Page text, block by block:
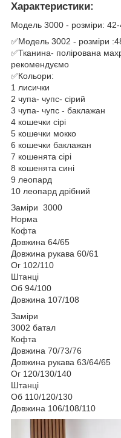
Характеристики:
Модель 3000 - розміри:
✅Модель 3002 - розміри
✅Тканина- полірована
рекомендуємо
✅Кольори:
1 лисички
2 чупа- чупс- сірий
3 чупа- чупс - баклажан
4 кошечки сірі
5 кошечки мокко
6 кошечки баклажан
7 кошенята сірі
8 кошенята сині
9 леопард
10 леопард дрібний
Заміри 3000
Норма
Кофта
Довжина 64/65
Довжина рукава 60/61
Ог 102/110
Штанці
Об 94/100
Довжина 107/108
Заміри
3002 батал
Кофта
Довжина 70/73/76
Довжина рукава 63/64/65
Ог 120/130/140
Штанці
Об 110/120/130
Довжина 106/108/110